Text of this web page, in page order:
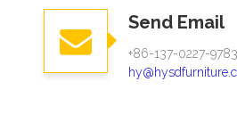
Send Email
+86-137-0227-9783​​​​​​​